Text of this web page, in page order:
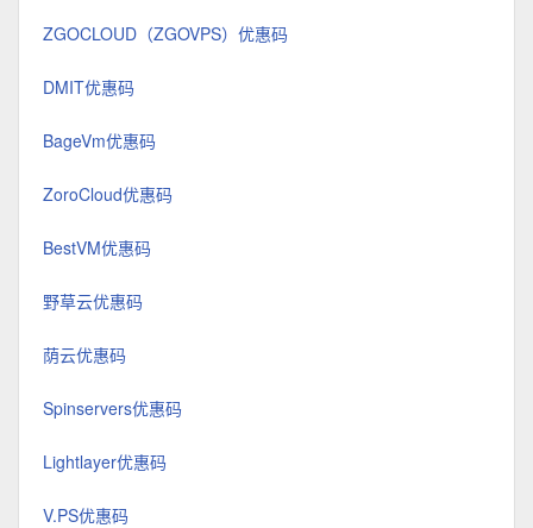
ZGOCLOUD（ZGOVPS）优惠码
DMIT优惠码
BageVm优惠码
ZoroCloud优惠码
BestVM优惠码
野草云优惠码
荫云优惠码
Spinservers优惠码
Lightlayer优惠码
V.PS优惠码